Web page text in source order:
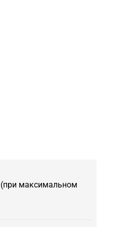
максимальном